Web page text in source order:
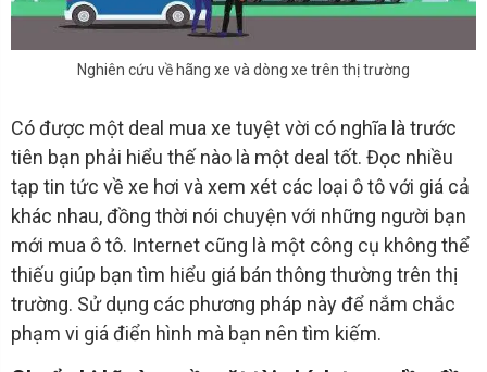
Nghiên cứu về hãng xe và dòng xe trên thị trường
Có được một deal mua xe tuyệt vời có nghĩa là trước
tiên bạn phải hiểu thế nào là một deal tốt. Đọc nhiều
tạp tin tức về xe hơi và xem xét các loại ô tô với giá cả
khác nhau, đồng thời nói chuyện với những người bạn
mới mua ô tô. Internet cũng là một công cụ không thể
thiếu giúp bạn tìm hiểu giá bán thông thường trên thị
trường. Sử dụng các phương pháp này để nắm chắc
phạm vi giá điển hình mà bạn nên tìm kiếm.